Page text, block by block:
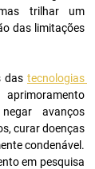
trilhar um
das limitações
das tecnologias
avanços
curar doenças
condenável.
em pesquisa